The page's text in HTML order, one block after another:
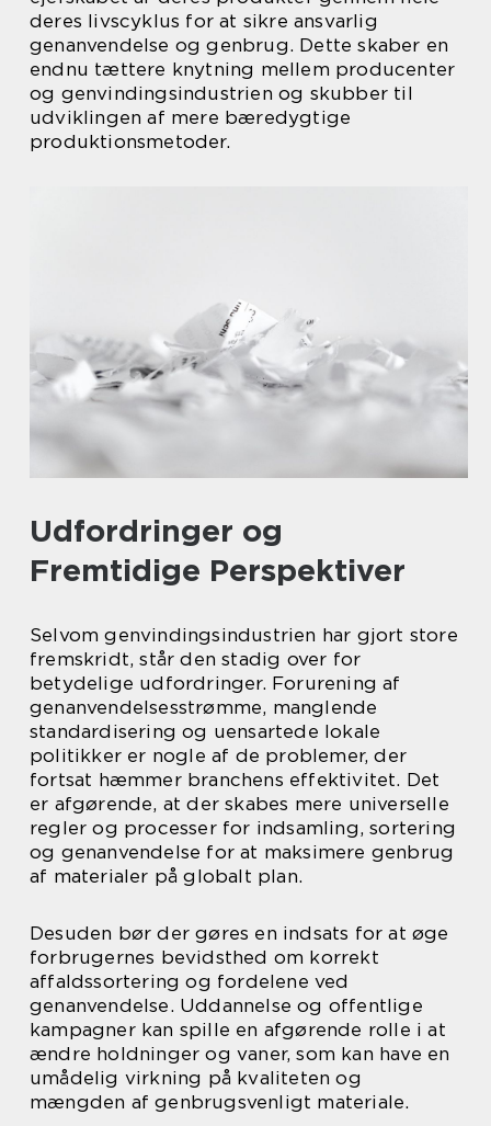
deres livscyklus for at sikre ansvarlig
genanvendelse og genbrug. Dette skaber en
endnu tættere knytning mellem producenter
og genvindingsindustrien og skubber til
udviklingen af mere bæredygtige
produktionsmetoder.
Udfordringer og
Fremtidige Perspektiver
Selvom genvindingsindustrien har gjort store
fremskridt, står den stadig over for
betydelige udfordringer. Forurening af
genanvendelsesstrømme, manglende
standardisering og uensartede lokale
politikker er nogle af de problemer, der
fortsat hæmmer branchens effektivitet. Det
er afgørende, at der skabes mere universelle
regler og processer for indsamling, sortering
og genanvendelse for at maksimere genbrug
af materialer på globalt plan.
Desuden bør der gøres en indsats for at øge
forbrugernes bevidsthed om korrekt
affaldssortering og fordelene ved
genanvendelse. Uddannelse og offentlige
kampagner kan spille en afgørende rolle i at
ændre holdninger og vaner, som kan have en
umådelig virkning på kvaliteten og
mængden af genbrugsvenligt materiale.